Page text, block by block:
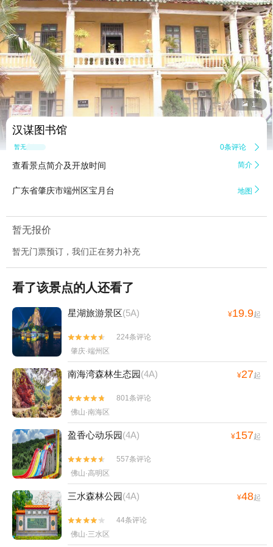
 1
汉谋图书馆
暂无点评 0条评论 
查看景点简介及开放时间 简介 
广东省肇庆市端州区宝月台 地图 
暂无报价
暂无门票预订，我们正在努力补充
看了该景点的人还看了
星湖旅游景区(5A) ¥19.9起


224条评论
肇庆·端州区
南海湾森林生态园(4A) ¥27起


801条评论
佛山·南海区
盈香心动乐园(4A) ¥157起


557条评论
佛山·高明区
三水森林公园(4A) ¥48起


44条评论
佛山·三水区
